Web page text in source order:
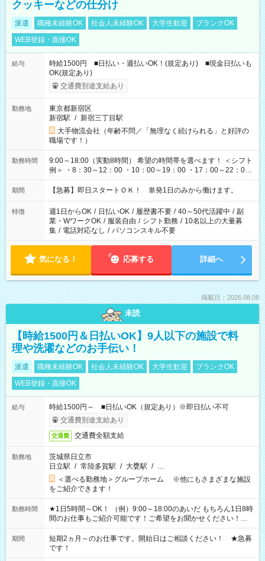
クッキーなどの仕分け
派遣 職種未経験OK 社会人未経験OK 大学生歓迎
ブランクOK
WEB登録・面接OK
給与
時給1500円 ■日払い・週払いOK！(規定あり) ■現金日払いも
OK(規定あり)
交通費別途支給あり
勤務地
東京都新宿区
新宿駅 / 新宿三丁目駅
大手物流会社（年齢不問／「無理なく続けられる」と好評の
職場です！）
勤務時間
9:00～18:00（実動8時間） 希望の時間帯を選べます！ ＜シフト
例＞ ・8：30～12：00 ・10：00～19：00 ・17：00～22：00
・13：00～22：00 ・22：00～翌6：00 など
期間 【急募】即日スタートＯＫ！ 単発1日のみから働けます。
特徴 週1日からOK / 日払いOK / 履歴書不要 / 40～50代活躍中 / 副
業・WワークOK / 服装自由 / シフト勤務 / 10名以上の大量募
集 / 電話対応なし / パソコンスキル不要
気になる！ 応募する 詳細へ
掲載日：2026.08.08
未読
【時給1500円＆日払いOK】9人以下の施設で料
理や洗濯などのお手伝い！
派遣 職種未経験OK 社会人未経験OK 大学生歓迎
ブランクOK
WEB登録・面接OK
給与
時給1500円～ ■日払いOK（規定あり）※即日払い不可
交通費別途支給あり
交通費 交通費全額支給
勤務地
茨城県日立市
日立駅 / 常陸多賀駅 / 大甕駅 / …
＜選べる勤務地＞グループホーム ※他にもさまざまな施設
をご紹介できます！
勤務時間
★1日5時間～OK！ （例）9:00～18:00のあいだ もちろん1日8時
間のお仕事もご紹介可能です！ご希望をお聞かせください！★
家庭の都合でお休みが必要な場合も遠慮なくご相談ください。
※週最低15時間以上の勤務が必要です
期間
短期2ヵ月～のお仕事です。開始日はご相談ください！ ★急募
です！